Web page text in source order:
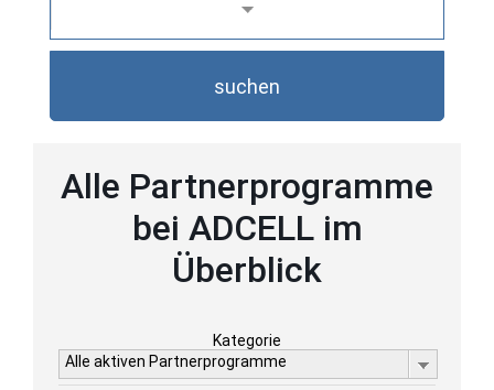
suchen
Alle Partnerprogramme
bei ADCELL im
Überblick
Kategorie
Alle aktiven Partnerprogramme